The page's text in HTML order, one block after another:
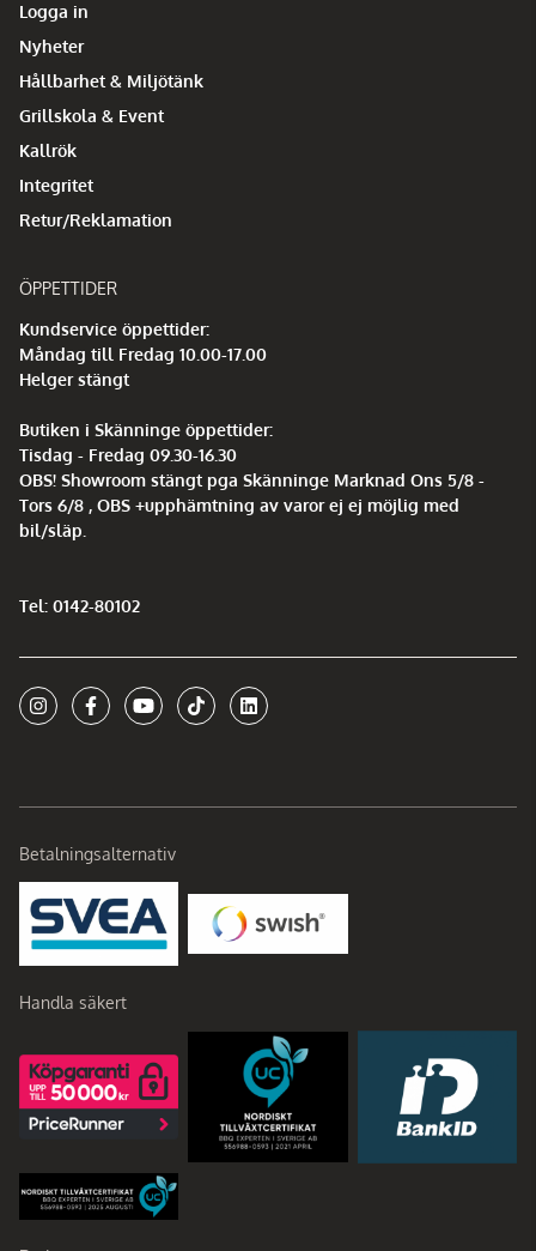
Logga in
Nyheter
Hållbarhet & Miljötänk
Grillskola & Event
Kallrök
Integritet
Retur/Reklamation
ÖPPETTIDER
Kundservice öppettider:
Måndag till Fredag 10.00-17.00
Helger stängt
Butiken i Skänninge öppettider:
Tisdag - Fredag 09.30-16.30
OBS! Showroom stängt pga Skänninge Marknad Ons 5/8 -
Tors 6/8 , OBS +upphämtning av varor ej ej möjlig med
bil/släp.
Tel: 0142-80102
Betalningsalternativ
Handla säkert